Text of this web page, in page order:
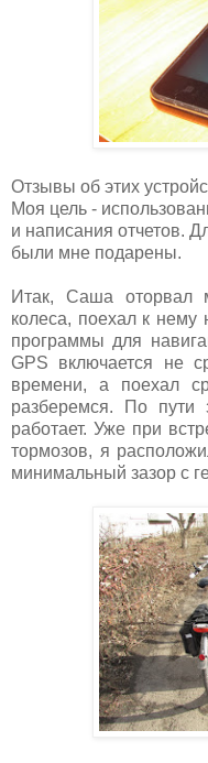
Отзывы об этих
Моя цель -
и написания отчетов.
были мне подарены.
Итак, Саша оторвал
колеса, поехал к нему
программы для
GPS включается не
времени, а поехал
разберемся. По пути
работает. Уже при
тормозов, я
минимальный зазор с